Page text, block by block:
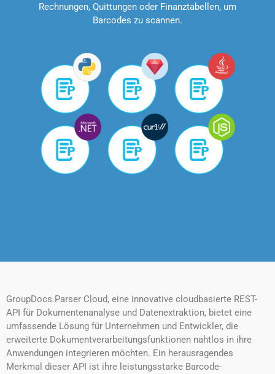
Rechnungen, Quittungen oder Finanztabellen, um
Barcodes zu scannen.
GroupDocs.Parser Cloud, eine innovative cloudbasierte REST-
API für Dokumentenanalyse und Datenextraktion, bietet eine
umfassende Lösung für Unternehmen und Entwickler, die
erweiterte Dokumentverarbeitungsfunktionen nahtlos in ihre
Anwendungen integrieren möchten. Ein herausragendes
Merkmal dieser API ist ihre leistungsstarke Barcode-